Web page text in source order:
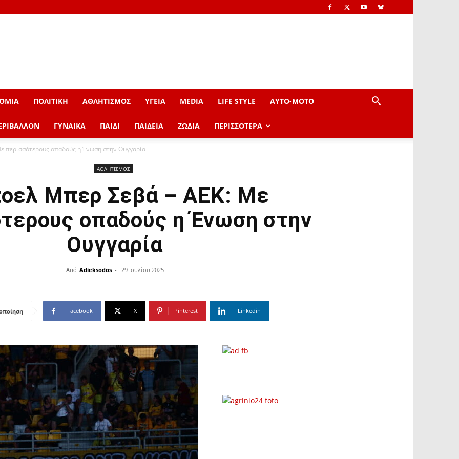
ΠΟΛΙΤΙΚΗ ΑΘΛΗΤΙΣΜΟΣ ΥΓΕΙΑ MEDIA LIFE STYLE AYTO-ΜOTO
ΓΥΝΑΙΚΑ ΠΑΙΔΙ ΠΑΙΔΕΙΑ ΖΩΔΙΑ ΠΕΡΙΣΣΟΤΕΡΑ
οπαδούς η Ένωση στην Ουγγαρία
ΑΘΛΗΤΙΣΜΟΣ
Μπερ Σεβά – ΑΕΚ: Με
οπαδούς η Ένωση στην
Ουγγαρία
Από Adieksodos - 29 Ιουλίου 2025
Facebook X Pinterest Linkedin